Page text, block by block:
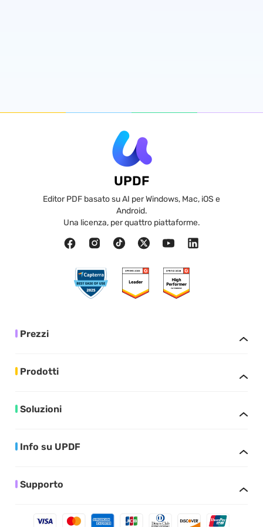
UPDF
Editor PDF basato su AI per Windows, Mac, iOS e
Android.
Una licenza, per quattro piattaforme.
Prezzi
Prodotti
Soluzioni
Info su UPDF
Supporto